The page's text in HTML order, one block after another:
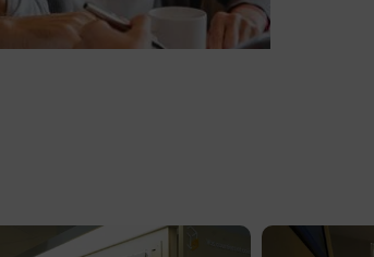
En savoir plus